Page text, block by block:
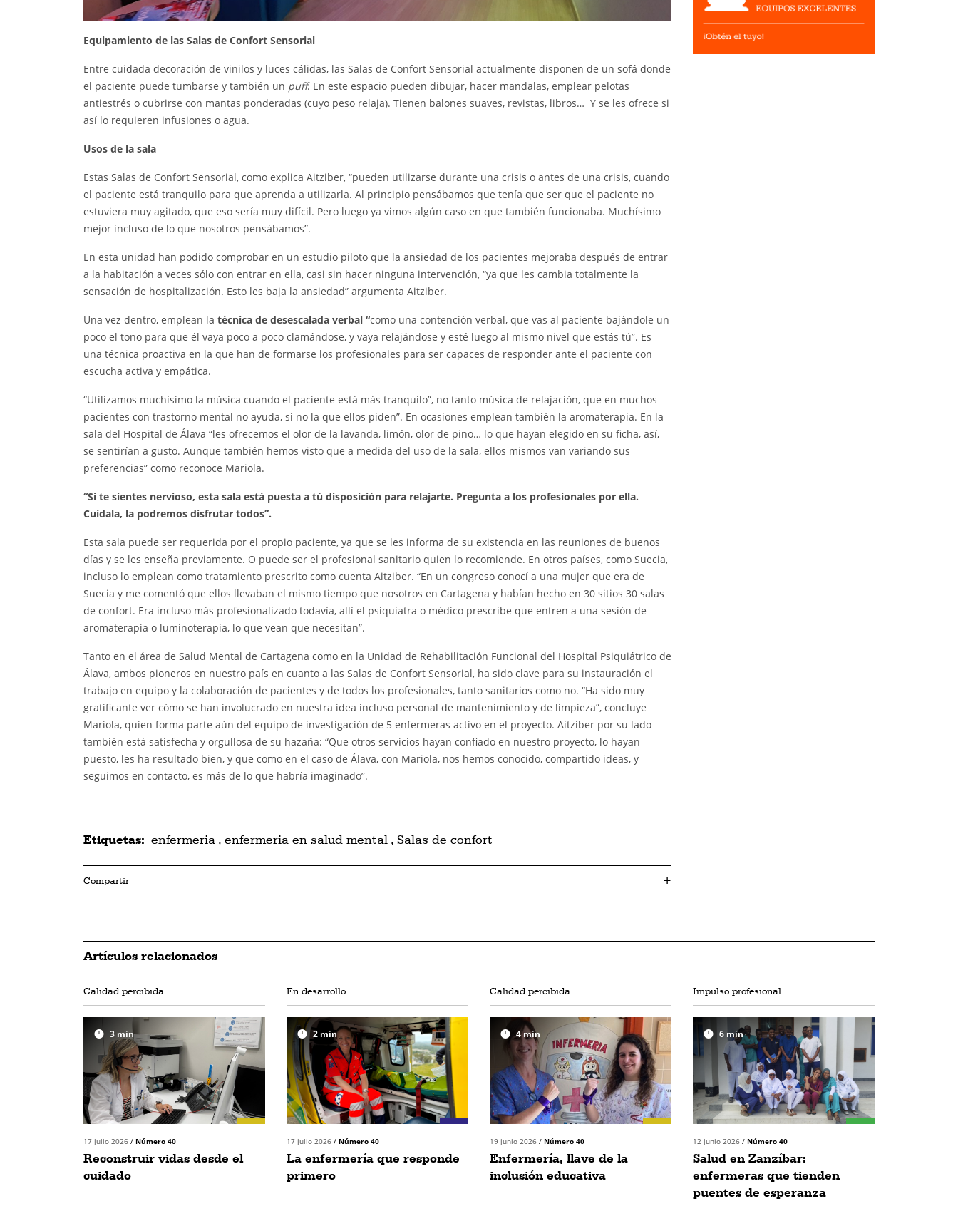
Equipamiento de las Salas de Confort Sensorial
Entre cuidada decoración de vinilos y luces cálidas, las Salas de Confort Sensorial actualmente disponen de un sofá donde
el paciente puede tumbarse y también un puff. En este espacio pueden dibujar, hacer mandalas, emplear pelotas
antiestrés o cubrirse con mantas ponderadas (cuyo peso relaja). Tienen balones suaves, revistas, libros… Y se les ofrece si
así lo requieren infusiones o agua.
Usos de la sala
Estas Salas de Confort Sensorial, como explica Aitziber, “pueden utilizarse durante una crisis o antes de una crisis, cuando
el paciente está tranquilo para que aprenda a utilizarla. Al principio pensábamos que tenía que ser que el paciente no
estuviera muy agitado, que eso sería muy difícil. Pero luego ya vimos algún caso en que también funcionaba. Muchísimo
mejor incluso de lo que nosotros pensábamos”.
En esta unidad han podido comprobar en un estudio piloto que la ansiedad de los pacientes mejoraba después de entrar
a la habitación a veces sólo con entrar en ella, casi sin hacer ninguna intervención, “ya que les cambia totalmente la
sensación de hospitalización. Esto les baja la ansiedad” argumenta Aitziber.
Una vez dentro, emplean la técnica de desescalada verbal “como una contención verbal, que vas al paciente bajándole un
poco el tono para que él vaya poco a poco clamándose, y vaya relajándose y esté luego al mismo nivel que estás tú”. Es
una técnica proactiva en la que han de formarse los profesionales para ser capaces de responder ante el paciente con
escucha activa y empática.
“Utilizamos muchísimo la música cuando el paciente está más tranquilo”, no tanto música de relajación, que en muchos
pacientes con trastorno mental no ayuda, si no la que ellos piden”. En ocasiones emplean también la aromaterapia. En la
sala del Hospital de Álava “les ofrecemos el olor de la lavanda, limón, olor de pino… lo que hayan elegido en su ficha, así,
se sentirían a gusto. Aunque también hemos visto que a medida del uso de la sala, ellos mismos van variando sus
preferencias” como reconoce Mariola.
“Si te sientes nervioso, esta sala está puesta a tú disposición para relajarte. Pregunta a los profesionales por ella.
Cuídala, la podremos disfrutar todos”.
Esta sala puede ser requerida por el propio paciente, ya que se les informa de su existencia en las reuniones de buenos
días y se les enseña previamente. O puede ser el profesional sanitario quien lo recomiende. En otros países, como Suecia,
incluso lo emplean como tratamiento prescrito como cuenta Aitziber. “En un congreso conocí a una mujer que era de
Suecia y me comentó que ellos llevaban el mismo tiempo que nosotros en Cartagena y habían hecho en 30 sitios 30 salas
de confort. Era incluso más profesionalizado todavía, allí el psiquiatra o médico prescribe que entren a una sesión de
aromaterapia o luminoterapia, lo que vean que necesitan”.
Tanto en el área de Salud Mental de Cartagena como en la Unidad de Rehabilitación Funcional del Hospital Psiquiátrico de
Álava, ambos pioneros en nuestro país en cuanto a las Salas de Confort Sensorial, ha sido clave para su instauración el
trabajo en equipo y la colaboración de pacientes y de todos los profesionales, tanto sanitarios como no. “Ha sido muy
gratificante ver cómo se han involucrado en nuestra idea incluso personal de mantenimiento y de limpieza”, concluye
Mariola, quien forma parte aún del equipo de investigación de 5 enfermeras activo en el proyecto. Aitziber por su lado
también está satisfecha y orgullosa de su hazaña: “Que otros servicios hayan confiado en nuestro proyecto, lo hayan
puesto, les ha resultado bien, y que como en el caso de Álava, con Mariola, nos hemos conocido, compartido ideas, y
seguimos en contacto, es más de lo que habría imaginado”.
Etiquetas: enfermeria , enfermeria en salud mental , Salas de confort
Compartir +
Artículos relacionados
Calidad percibida
3 min
17 julio 2026 / Número 40
Reconstruir vidas desde el
cuidado
En desarrollo
2 min
17 julio 2026 / Número 40
La enfermería que responde
primero
Calidad percibida
4min
19 junio 2026 / Número 40
Enfermería, llave de la
inclusión educativa
Impulso profesional
6 min
12 junio 2026 / Número 40
Salud en Zanzíbar:
enfermeras que tienden
puentes de esperanza